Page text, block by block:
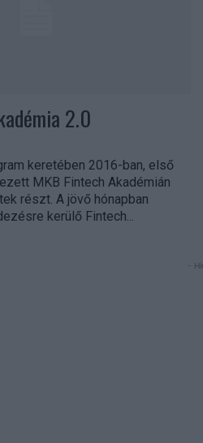
2.0
keretében 2016-ban, első
MKB Fintech Akadémián
részt. A jövő hónapban
kerülő Fintech...
-